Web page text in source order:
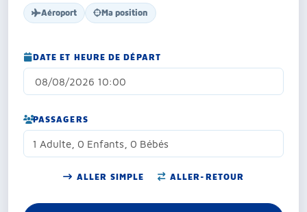
Aéroport Ma position
DATE ET HEURE DE DÉPART
PASSAGERS
1 Adulte, 0 Enfants, 0 Bébés
ALLER SIMPLE ALLER-RETOUR